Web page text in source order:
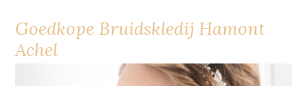
Goedkope Bruidskledij Hamont
Achel